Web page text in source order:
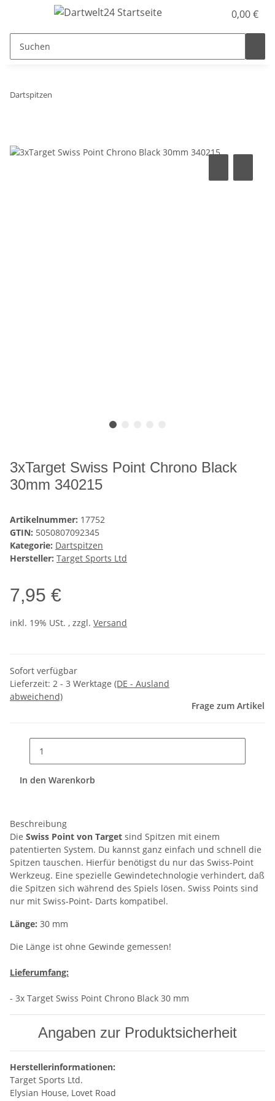
0,00 €
Dartspitzen
3xTarget Swiss Point Chrono Black
30mm 340215
Artikelnummer: 17752
GTIN: 5050807092345
Kategorie: Dartspitzen
Hersteller: Target Sports Ltd
7,95 €
inkl. 19% USt. , zzgl. Versand
Sofort verfügbar
Lieferzeit: 2 - 3 Werktage (DE - Ausland
abweichend)
Frage zum Artikel
In den Warenkorb
Beschreibung
Die Swiss Point von Target sind Spitzen mit einem
patentierten System. Du kannst ganz einfach und schnell die
Spitzen tauschen. Hierfür benötigst du nur das Swiss-Point
Werkzeug. Eine spezielle Gewindetechnologie verhindert, daß
die Spitzen sich während des Spiels lösen. Swiss Points sind
nur mit Swiss-Point- Darts kompatibel.
Länge: 30 mm
Die Länge ist ohne Gewinde gemessen!
Lieferumfang:
- 3x Target Swiss Point Chrono Black 30 mm
Angaben zur Produktsicherheit
Herstellerinformationen:
Target Sports Ltd.
Elysian House, Lovet Road